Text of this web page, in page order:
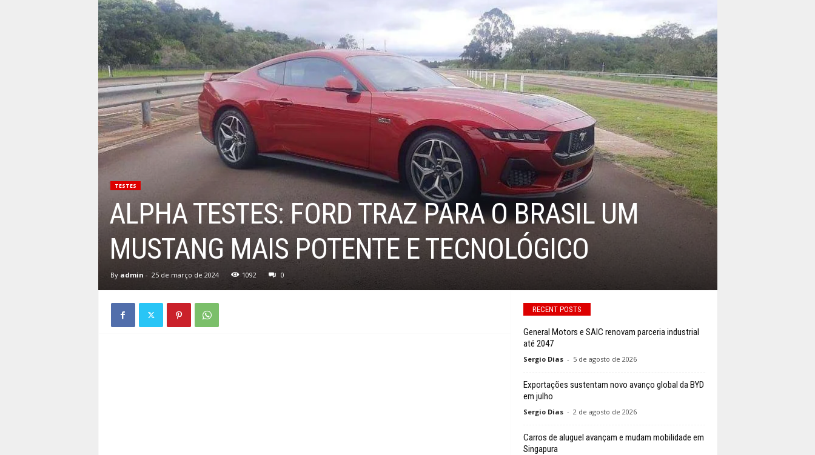
TESTES
ALPHA TESTES: FORD TRAZ PARA O BRASIL UM
MUSTANG MAIS POTENTE E TECNOLÓGICO
By admin - 25 de março de 2024 1092 0
RECENT POSTS
General Motors e SAIC renovam parceria industrial
até 2047
Sergio Dias - 5 de agosto de 2026
Exportações sustentam novo avanço global da BYD
em julho
Sergio Dias - 2 de agosto de 2026
Carros de aluguel avançam e mudam mobilidade em
Singapura